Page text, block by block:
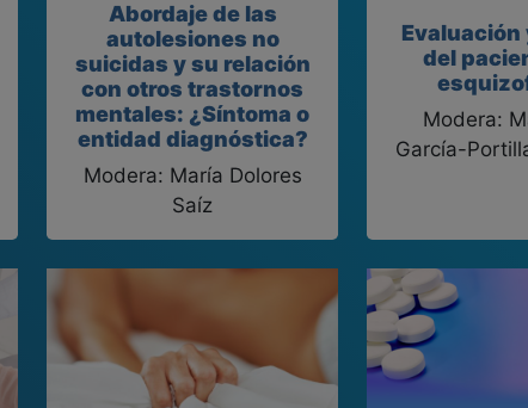
Abordaje de las
autolesiones no
suicidas y su relación
con otros trastornos
mentales: ¿Síntoma o
entidad diagnóstica?
Modera: María Dolores
Saíz
Evaluación
del
Modera:
García-